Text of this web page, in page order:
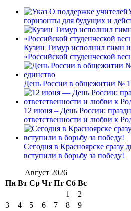
горизонты для будущих и
Кузин Тимур исполнил гимн
«Российской студенческой
День России в общежитии №
12 июня – День России:
ответственности и любви к
Сегодня в Красноярске сразу
вступили в борьбу за победу!
Август 2026
Пн Вт Ср Чт Пт Сб Вс
1
2
3
4 5 6 7 8
9